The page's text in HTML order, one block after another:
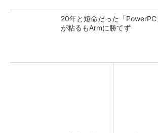
20年と短命だった「
が粘るもArmに勝てず